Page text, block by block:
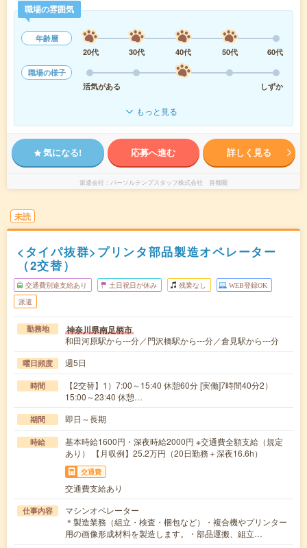
職場の雰囲気
年齢層
20代
30代 40代 50代
60代
職場の様子
活気がある
しずか
もっと見る
気になる! 応募へ進む 詳しく見る
派遣会社 パーソルテンプスタッフ株式会社 首都圏
未読
<タイパ抜群>プリンタ部品製造オペレーター
（2交替）
交通費別途支給あり 土日祝日が休み 残業なし WEB登録OK
派遣
勤務地 神奈川県南足柄市
和田河原駅から---分／門沢橋駅から---分／倉見駅から---分
曜日頻度 週5日
時間
【2交替】1）7:00～15:40 休憩60分 [実働]7時間40分2）
15:00～23:40 休憩…
期間 即日～長期
時給
基本時給1600円・深夜時給2000円 ※交通費全額支給（規定
あり） 【月収例】25.2万円（20日勤務＋深夜16.6h）
交通費
交通費支給あり
仕事内容
マシンオペレーター
＊製造業務（組立・検査・梱包など）・複合機やプリンター
用の画像形成材料を製造します。・部品運搬、組立…